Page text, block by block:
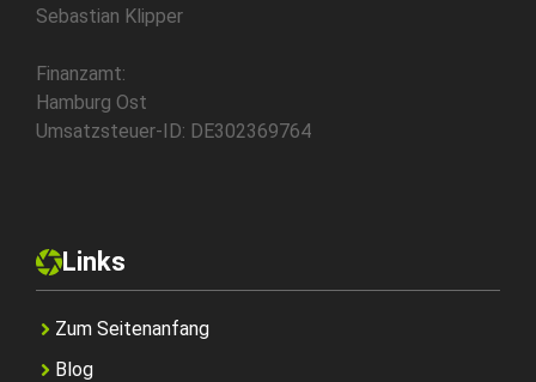
Sebastian Klipper
Finanzamt:
Hamburg Ost
Umsatzsteuer-ID: DE302369764
Links
Zum Seitenanfang
Blog